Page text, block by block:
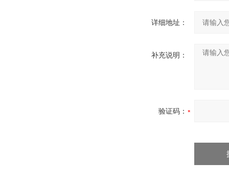
详细地址：
补充说明：
验证码：